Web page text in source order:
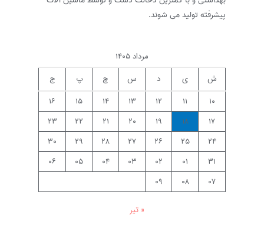
پیشرفته تولید می شوند.
مرداد ۱۴۰۵
ش
ی د س چ پ
ج
۱۰
۱۱ ۱۲ ۱۳ ۱۴ ۱۵
۱۶
۱۷
۱۸ ۱۹ ۲۰ ۲۱ ۲۲
۲۳
۲۴
۲۵ ۲۶ ۲۷ ۲۸ ۲۹
۳۰
۳۱
۰۱ ۰۲ ۰۳ ۰۴ ۰۵
۰۶
۰۷
۰۸ ۰۹
« تیر